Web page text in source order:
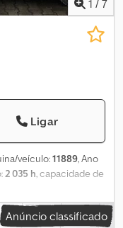
1 / 7
Ligar
veículo:11889, Ano
2 035 h, capacidade de
, dimensão do pneu
18x7-8 , peso total:
Anúncio classificado